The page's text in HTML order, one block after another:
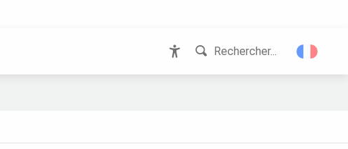
Rechercher...